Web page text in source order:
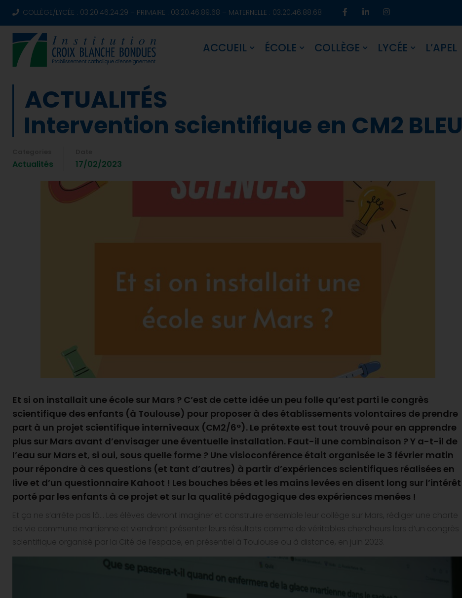
COLLÈGE/LYCÉE : 03.20.46.24.29 – PRIMAIRE : 03.20.46.89.68 – MATERNELLE : 03.20.46.88.68
ACCUEIL ÉCOLE COLLÈGE LYCÉE L’APEL
ACTUALITÉS
Intervention scientifique en CM2 BLEU
Actualités 17/02/2023
Et si on installait une école sur Mars ? C’est de cette idée un peu folle qu’est parti le congrès
scientifique des enfants (à Toulouse) pour proposer à des établissements volontaires de prendre
part à un projet scientifique interniveaux (CM2/6°). Le prétexte est tout trouvé pour en apprendre
plus sur Mars avant d’envisager une éventuelle installation. Faut-il une combinaison ? Y a-t-il de
l’eau sur Mars et, si oui, sous quelle forme ? Une visioconférence était organisée le 3 février matin
pour répondre à ces questions (et tant d’autres) à partir d’expériences scientifiques réalisées en
live et d’un questionnaire Kahoot ! Les bouches bées et les mains levées en disent long sur l’intérêt
porté par les enfants à ce projet et sur la qualité pédagogique des expériences menées !
Et ça ne s’arrête pas là… Les élèves devront imaginer et construire ensemble leur collège sur Mars, rédiger une charte
de vie commune martienne et viendront présenter leurs résultats comme de véritables chercheurs lors d’un congrès
scientifique organisé par la Cité de l’espace, en présentiel à Toulouse ou à distance, en juin 2023.